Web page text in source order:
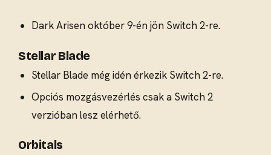
Dark Arisen október 9-én jön Switch 2-re.
Stellar Blade
Stellar Blade még idén érkezik Switch 2-re.
Opciós mozgásvezérlés csak a Switch 2
verzióban lesz elérhető.
Orbitals